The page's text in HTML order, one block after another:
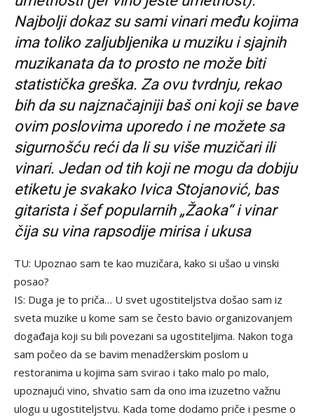
Najbolji dokaz su sami vinari među kojima
ima toliko zaljubljenika u muziku i sjajnih
muzikanata da to prosto ne može biti
statistička greška. Za ovu tvrdnju, rekao
bih da su najznačajniji baš oni koji se bave
ovim poslovima uporedo i ne možete sa
sigurnošću reći da li su više muzičari ili
vinari. Jedan od tih koji ne mogu da dobiju
etiketu je svakako Ivica Stojanović, bas
gitarista i šef popularnih „Žaoka“ i vinar
čija su vina rapsodije mirisa i ukusa
TU: Upoznao sam te kao muzičara, kako si ušao u vinski
posao?
IS: Duga je to priča… U svet ugostiteljstva došao sam iz
sveta muzike u kome sam se često bavio organizovanjem
događaja koji su bili povezani sa ugostiteljima. Nakon toga
sam počeo da se bavim menadžerskim poslom u
restoranima u kojima sam svirao i tako malo po malo,
upoznajući vino, shvatio sam da ono ima izuzetno važnu
ulogu u ugostiteljstvu. Kada tome dodamo priče i pesme o